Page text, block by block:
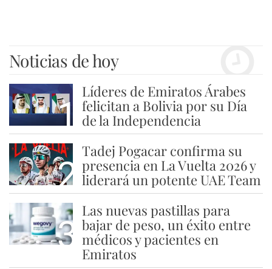
Noticias de hoy
1
Líderes de Emiratos Árabes
felicitan a Bolivia por su Día
de la Independencia
2
Tadej Pogacar confirma su
presencia en La Vuelta 2026 y
liderará un potente UAE Team
3
Las nuevas pastillas para
bajar de peso, un éxito entre
médicos y pacientes en
Emiratos